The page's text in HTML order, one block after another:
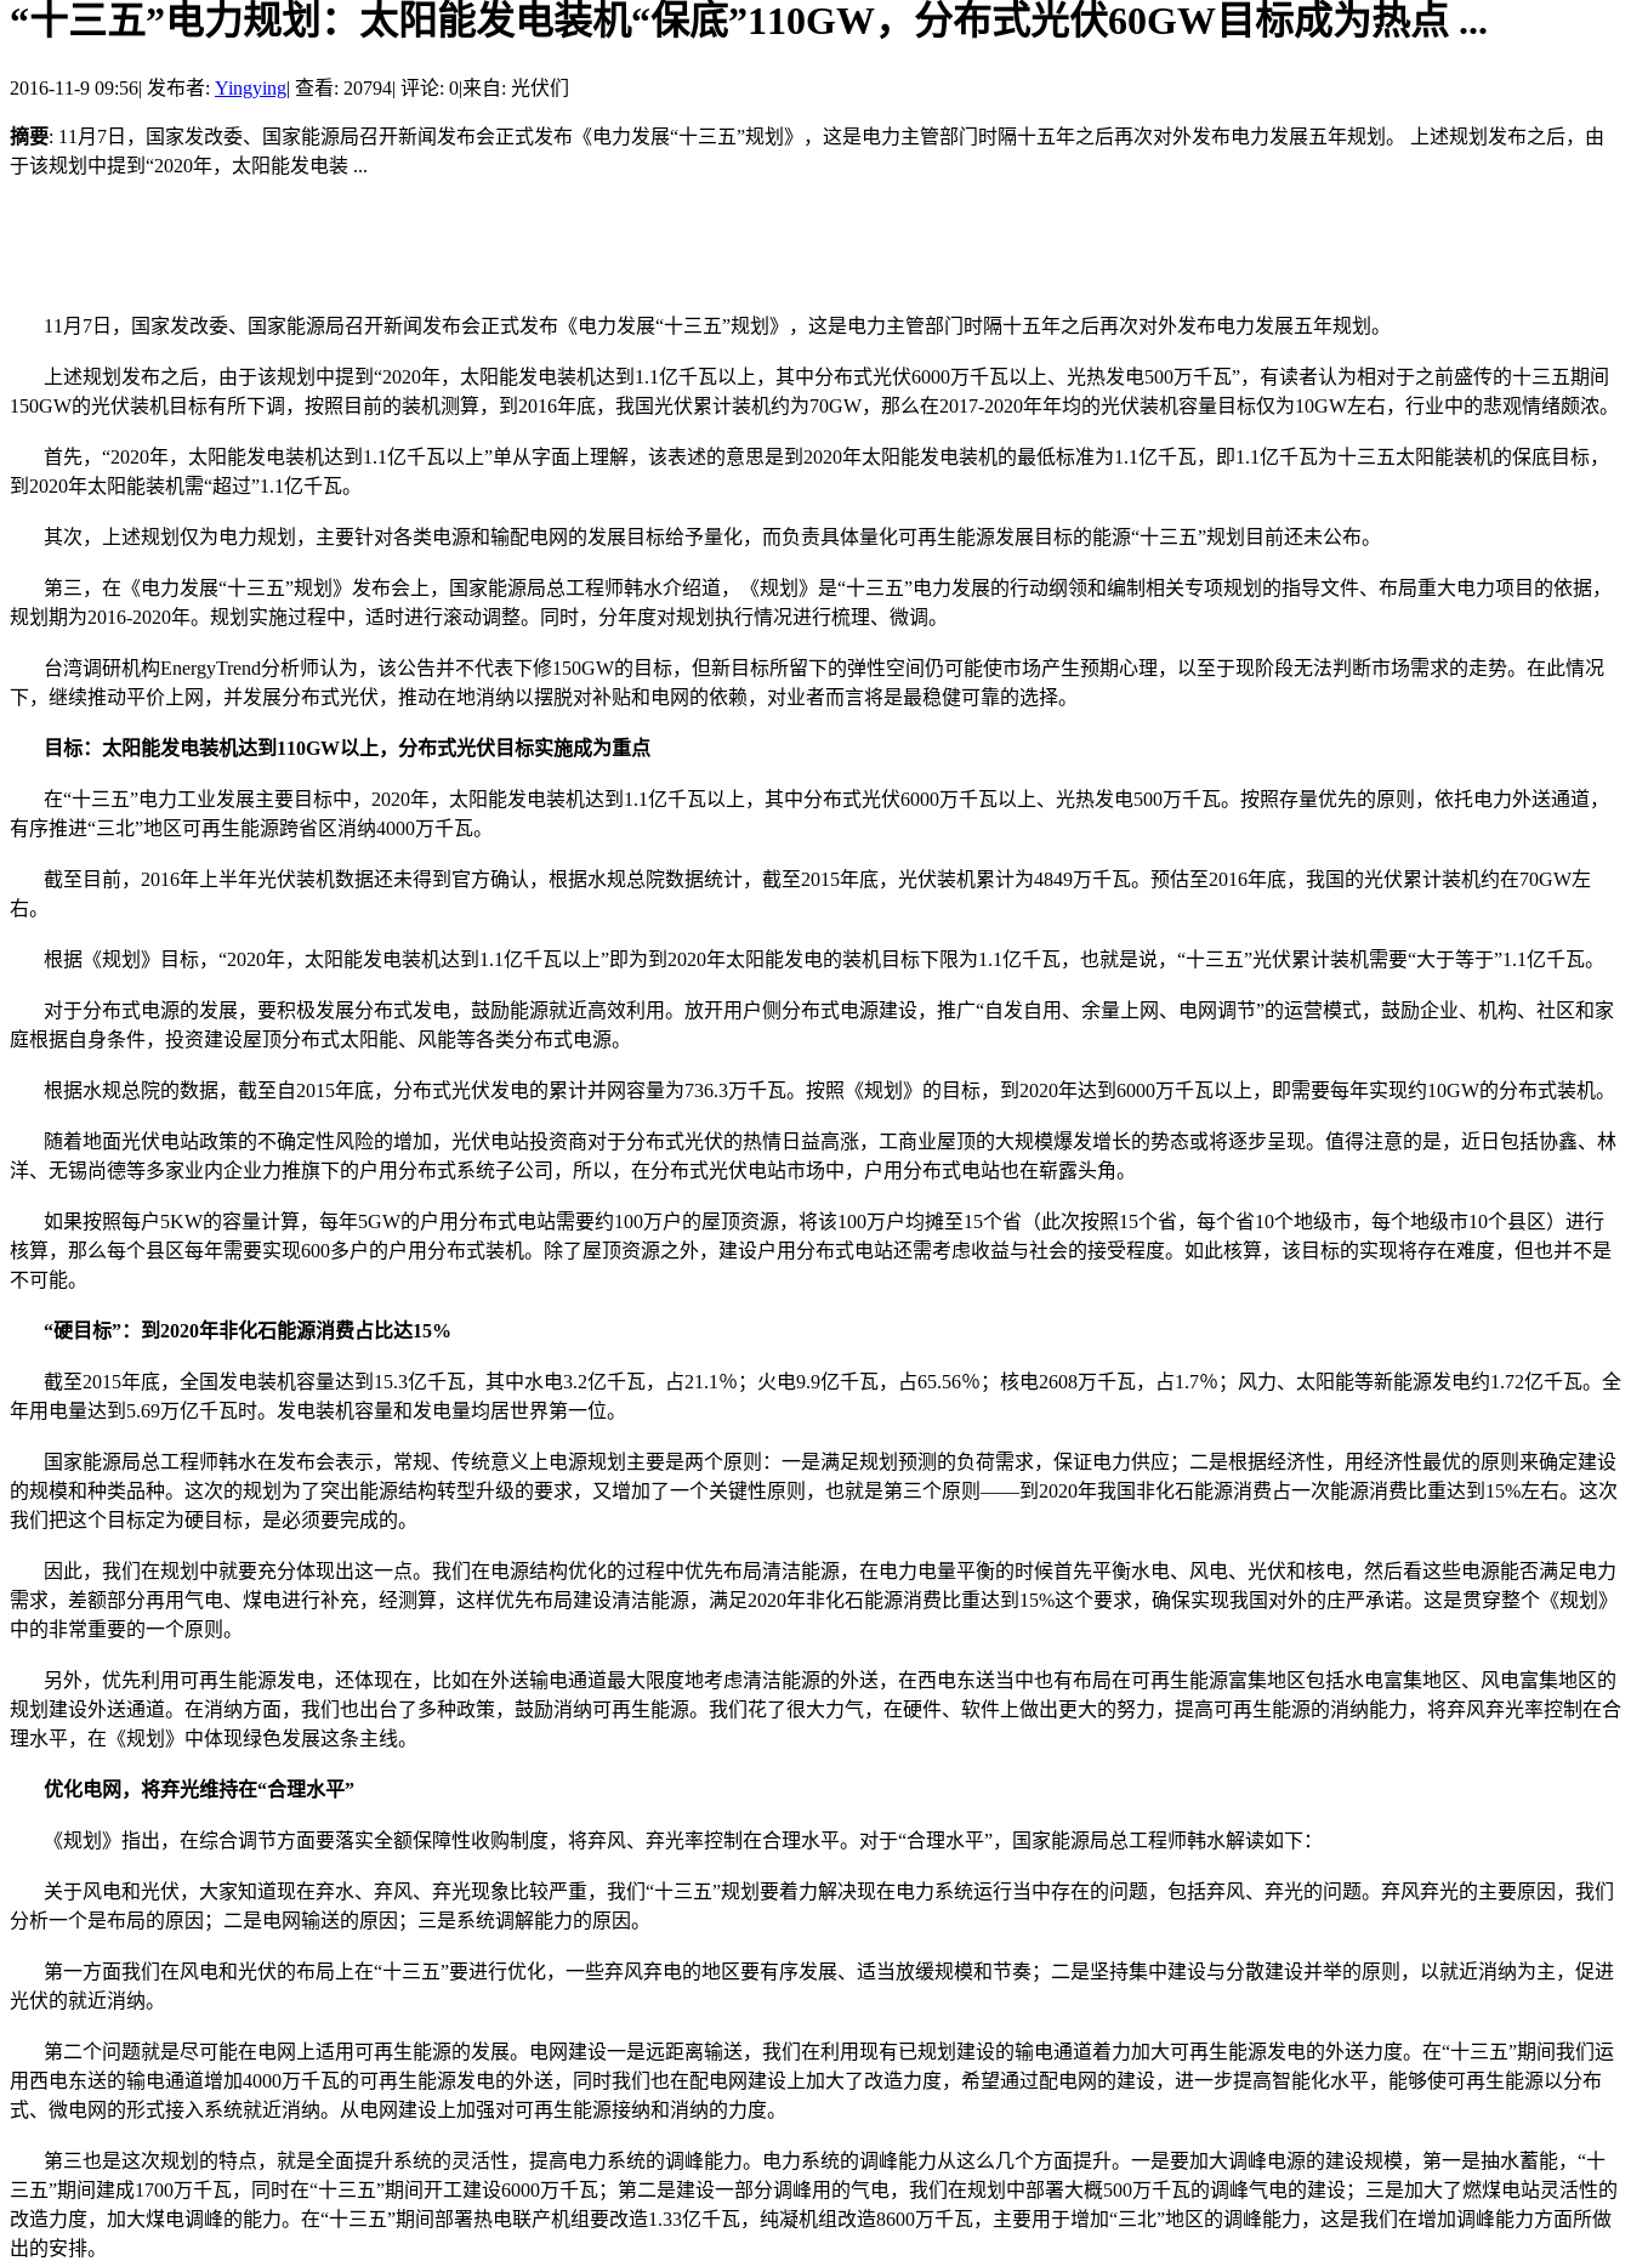
“十三五”电力规划：太阳能发电装机“保底”110GW，分布式光伏60GW目标成为热点 ...
2016-11-9 09:56| 发布者: Yingying| 查看: 20794| 评论: 0|来自: 光伏们
摘要: 11月7日，国家发改委、国家能源局召开新闻发布会正式发布《电力发展“十三五”规划》，这是电力主管部门时隔十五年之后再次对外发布电力发展五年规划。 上述规划发布之后，由
于该规划中提到“2020年，太阳能发电装 ...
11月7日，国家发改委、国家能源局召开新闻发布会正式发布《电力发展“十三五”规划》，这是电力主管部门时隔十五年之后再次对外发布电力发展五年规划。
上述规划发布之后，由于该规划中提到“2020年，太阳能发电装机达到1.1亿千瓦以上，其中分布式光伏6000万千瓦以上、光热发电500万千瓦”，有读者认为相对于之前盛传的十三五期间
150GW的光伏装机目标有所下调，按照目前的装机测算，到2016年底，我国光伏累计装机约为70GW，那么在2017-2020年年均的光伏装机容量目标仅为10GW左右，行业中的悲观情绪颇浓。
首先，“2020年，太阳能发电装机达到1.1亿千瓦以上”单从字面上理解，该表述的意思是到2020年太阳能发电装机的最低标准为1.1亿千瓦，即1.1亿千瓦为十三五太阳能装机的保底目标，
到2020年太阳能装机需“超过”1.1亿千瓦。
其次，上述规划仅为电力规划，主要针对各类电源和输配电网的发展目标给予量化，而负责具体量化可再生能源发展目标的能源“十三五”规划目前还未公布。
第三，在《电力发展“十三五”规划》发布会上，国家能源局总工程师韩水介绍道，《规划》是“十三五”电力发展的行动纲领和编制相关专项规划的指导文件、布局重大电力项目的依据，
规划期为2016-2020年。规划实施过程中，适时进行滚动调整。同时，分年度对规划执行情况进行梳理、微调。
台湾调研机构EnergyTrend分析师认为，该公告并不代表下修150GW的目标，但新目标所留下的弹性空间仍可能使市场产生预期心理，以至于现阶段无法判断市场需求的走势。在此情况
下，继续推动平价上网，并发展分布式光伏，推动在地消纳以摆脱对补贴和电网的依赖，对业者而言将是最稳健可靠的选择。
目标：太阳能发电装机达到110GW以上，分布式光伏目标实施成为重点
在“十三五”电力工业发展主要目标中，2020年，太阳能发电装机达到1.1亿千瓦以上，其中分布式光伏6000万千瓦以上、光热发电500万千瓦。按照存量优先的原则，依托电力外送通道，
有序推进“三北”地区可再生能源跨省区消纳4000万千瓦。
截至目前，2016年上半年光伏装机数据还未得到官方确认，根据水规总院数据统计，截至2015年底，光伏装机累计为4849万千瓦。预估至2016年底，我国的光伏累计装机约在70GW左
右。
根据《规划》目标，“2020年，太阳能发电装机达到1.1亿千瓦以上”即为到2020年太阳能发电的装机目标下限为1.1亿千瓦，也就是说，“十三五”光伏累计装机需要“大于等于”1.1亿千瓦。
对于分布式电源的发展，要积极发展分布式发电，鼓励能源就近高效利用。放开用户侧分布式电源建设，推广“自发自用、余量上网、电网调节”的运营模式，鼓励企业、机构、社区和家
庭根据自身条件，投资建设屋顶分布式太阳能、风能等各类分布式电源。
根据水规总院的数据，截至自2015年底，分布式光伏发电的累计并网容量为736.3万千瓦。按照《规划》的目标，到2020年达到6000万千瓦以上，即需要每年实现约10GW的分布式装机。
随着地面光伏电站政策的不确定性风险的增加，光伏电站投资商对于分布式光伏的热情日益高涨，工商业屋顶的大规模爆发增长的势态或将逐步呈现。值得注意的是，近日包括协鑫、林
洋、无锡尚德等多家业内企业力推旗下的户用分布式系统子公司，所以，在分布式光伏电站市场中，户用分布式电站也在崭露头角。
如果按照每户5KW的容量计算，每年5GW的户用分布式电站需要约100万户的屋顶资源，将该100万户均摊至15个省（此次按照15个省，每个省10个地级市，每个地级市10个县区）进行
核算，那么每个县区每年需要实现600多户的户用分布式装机。除了屋顶资源之外，建设户用分布式电站还需考虑收益与社会的接受程度。如此核算，该目标的实现将存在难度，但也并不是
不可能。
“硬目标”：到2020年非化石能源消费占比达15%
截至2015年底，全国发电装机容量达到15.3亿千瓦，其中水电3.2亿千瓦，占21.1％；火电9.9亿千瓦，占65.56％；核电2608万千瓦，占1.7％；风力、太阳能等新能源发电约1.72亿千瓦。全
年用电量达到5.69万亿千瓦时。发电装机容量和发电量均居世界第一位。
国家能源局总工程师韩水在发布会表示，常规、传统意义上电源规划主要是两个原则：一是满足规划预测的负荷需求，保证电力供应；二是根据经济性，用经济性最优的原则来确定建设
的规模和种类品种。这次的规划为了突出能源结构转型升级的要求，又增加了一个关键性原则，也就是第三个原则——到2020年我国非化石能源消费占一次能源消费比重达到15%左右。这次
我们把这个目标定为硬目标，是必须要完成的。
因此，我们在规划中就要充分体现出这一点。我们在电源结构优化的过程中优先布局清洁能源，在电力电量平衡的时候首先平衡水电、风电、光伏和核电，然后看这些电源能否满足电力
需求，差额部分再用气电、煤电进行补充，经测算，这样优先布局建设清洁能源，满足2020年非化石能源消费比重达到15%这个要求，确保实现我国对外的庄严承诺。这是贯穿整个《规划》
中的非常重要的一个原则。
另外，优先利用可再生能源发电，还体现在，比如在外送输电通道最大限度地考虑清洁能源的外送，在西电东送当中也有布局在可再生能源富集地区包括水电富集地区、风电富集地区的
规划建设外送通道。在消纳方面，我们也出台了多种政策，鼓励消纳可再生能源。我们花了很大力气，在硬件、软件上做出更大的努力，提高可再生能源的消纳能力，将弃风弃光率控制在合
理水平，在《规划》中体现绿色发展这条主线。
优化电网，将弃光维持在“合理水平”
《规划》指出，在综合调节方面要落实全额保障性收购制度，将弃风、弃光率控制在合理水平。对于“合理水平”，国家能源局总工程师韩水解读如下：
关于风电和光伏，大家知道现在弃水、弃风、弃光现象比较严重，我们“十三五”规划要着力解决现在电力系统运行当中存在的问题，包括弃风、弃光的问题。弃风弃光的主要原因，我们
分析一个是布局的原因；二是电网输送的原因；三是系统调解能力的原因。
第一方面我们在风电和光伏的布局上在“十三五”要进行优化，一些弃风弃电的地区要有序发展、适当放缓规模和节奏；二是坚持集中建设与分散建设并举的原则，以就近消纳为主，促进
光伏的就近消纳。
第二个问题就是尽可能在电网上适用可再生能源的发展。电网建设一是远距离输送，我们在利用现有已规划建设的输电通道着力加大可再生能源发电的外送力度。在“十三五”期间我们运
用西电东送的输电通道增加4000万千瓦的可再生能源发电的外送，同时我们也在配电网建设上加大了改造力度，希望通过配电网的建设，进一步提高智能化水平，能够使可再生能源以分布
式、微电网的形式接入系统就近消纳。从电网建设上加强对可再生能源接纳和消纳的力度。
第三也是这次规划的特点，就是全面提升系统的灵活性，提高电力系统的调峰能力。电力系统的调峰能力从这么几个方面提升。一是要加大调峰电源的建设规模，第一是抽水蓄能，“十
三五”期间建成1700万千瓦，同时在“十三五”期间开工建设6000万千瓦；第二是建设一部分调峰用的气电，我们在规划中部署大概500万千瓦的调峰气电的建设；三是加大了燃煤电站灵活性的
改造力度，加大煤电调峰的能力。在“十三五”期间部署热电联产机组要改造1.33亿千瓦，纯凝机组改造8600万千瓦，主要用于增加“三北”地区的调峰能力，这是我们在增加调峰能力方面所做
出的安排。